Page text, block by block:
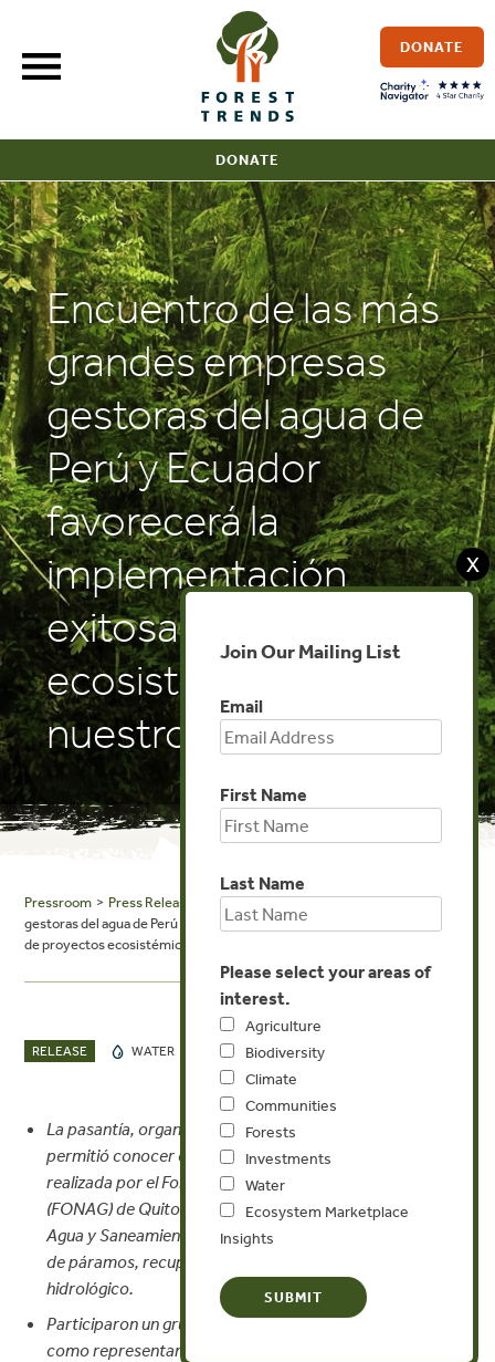
content
DONATE
DONATE
Encuentro de las más
grandes empresas
gestoras del agua de
Perú y Ecuador
favorecerá la
implementación
exitosa de proyectos
ecosistémicos en
nuestro país
Pressroom > Press Releases
> Encuentro de las más grandes empresas
gestoras del agua de Perú y Ecuador favorecerá la implementación exitosa
de proyectos ecosistémicos en nuestro país
RELEASE WATER FEB 4, 2020
La pasantía, organizada por Forest Trends y EcoDecisión,
permitió conocer el trabajo en infraestructura natural
realizada por el Fondo para la Protección del Agua
(FONAG) de Quito y la Empresa Pública Metropolitana de
Agua y Saneamiento EPMAPS en temas de restauración
de páramos, recuperación de humedales y monitoreo
hidrológico.
Participaron un grupo de funcionarios de SEDAPAL, así
como representantes del proyecto Infraestructura
X
Join Our Mailing List
Email
First Name
Last Name
Please select your areas of
interest.
Agriculture
Biodiversity
Climate
Communities
Forests
Investments
Water
Ecosystem Marketplace
Insights